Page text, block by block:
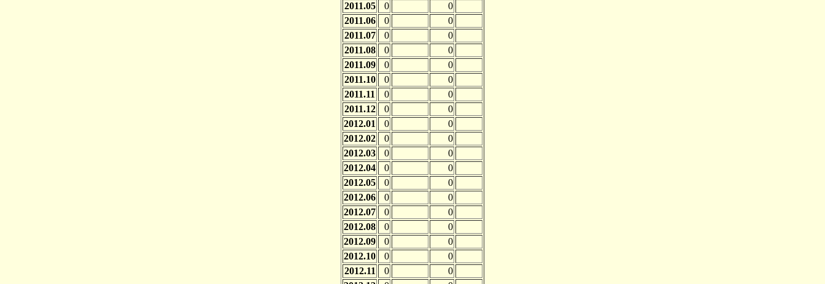
2011.05
0
0
2011.06
0
0
2011.07
0
0
2011.08
0
0
2011.09
0
0
2011.10
0
0
2011.11
0
0
2011.12
0
0
2012.01
0
0
2012.02
0
0
2012.03
0
0
2012.04
0
0
2012.05
0
0
2012.06
0
0
2012.07
0
0
2012.08
0
0
2012.09
0
0
2012.10
0
0
2012.11
0
0